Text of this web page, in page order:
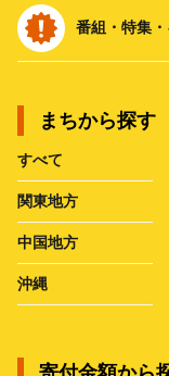
番組・特集
まちから探す
すべて
関東地方
中国地方
沖縄